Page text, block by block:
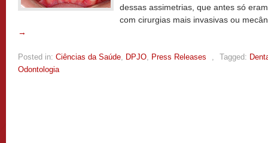
dessas assimetrias, que antes só
com cirurgias mais invasivas ou
→
Posted in: Ciências da Saúde, DPJO, Press Releases , Tagged:
Odontologia